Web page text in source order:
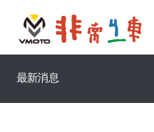
最新消息